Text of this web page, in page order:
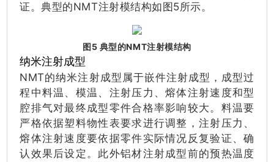
证。典型的NMT注射模结构如图5所示。
图5 典型的NMT注射模结构
纳米注射成型
NMT的纳米注射成型属于嵌件注射成型，成型过
程中料温、模温、注射压力、熔体注射速度和型
腔排气对最终成型零件合格率影响较大。料温要
严格依据塑料物性表要求进行调整，注射压力、
熔体注射速度要依据零件实际情况反复验证、确
认效果后设定。此外铝材注射成型前的预热温度